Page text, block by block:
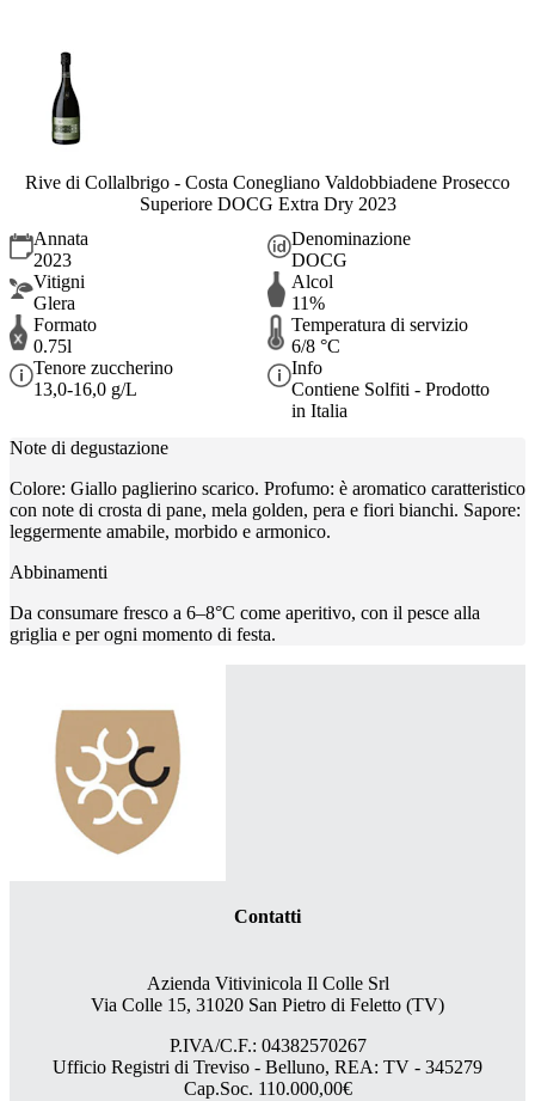
Rive di Collalbrigo - Costa Conegliano Valdobbiadene Prosecco
Superiore DOCG Extra Dry 2023
Annata
2023
Denominazione
DOCG
Vitigni
Glera
Alcol
11%
Formato
0.75l
Temperatura di servizio
6/8 °C
Tenore zuccherino
13,0-16,0 g/L
Info
Contiene Solfiti - Prodotto
in Italia
Note di degustazione
Colore: Giallo paglierino scarico. Profumo: è aromatico caratteristico
con note di crosta di pane, mela golden, pera e fiori bianchi. Sapore:
leggermente amabile, morbido e armonico.
Abbinamenti
Da consumare fresco a 6–8°C come aperitivo, con il pesce alla
griglia e per ogni momento di festa.
Contatti
Azienda Vitivinicola Il Colle Srl
Via Colle 15, 31020 San Pietro di Feletto (TV)
P.IVA/C.F.: 04382570267
Ufficio Registri di Treviso - Belluno, REA: TV - 345279
Cap.Soc. 110.000,00€